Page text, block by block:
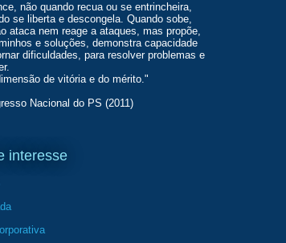
não quando recua ou se entrincheira,
se liberta e descongela. Quando sobe,
ataca nem reage a ataques, mas propõe,
e soluções, demonstra capacidade
dificuldades, para resolver problemas e
de vitória e do mérito."
Nacional do PS (2011)
interesse